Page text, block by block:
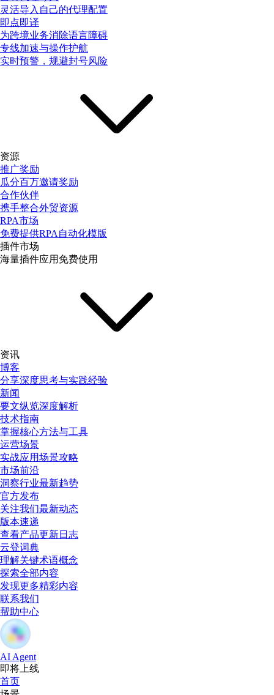
灵活导入自己的代理配置
即点即译
为跨境业务消除语言障碍
专线加速与操作护航
实时预警，规避封号风险
资源
推广奖励
瓜分百万邀请奖励
合作伙伴
携手整合外贸资源
RPA市场
免费提供RPA自动化模版
插件市场
海量插件应用免费使用
资讯
博客
分享深度思考与实践经验
新闻
要文纵览深度解析
技术指南
掌握核心方法与工具
运营场景
实战应用场景攻略
市场前沿
洞察行业最新趋势
官方发布
关注我们最新动态
版本速递
查看产品更新日志
云登词典
理解关键术语概念
探索全部内容
发现更多精彩内容
联系我们
帮助中心
AI Agent
即将上线
首页